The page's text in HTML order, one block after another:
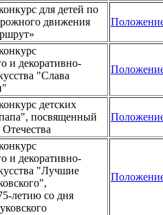
для детей по
движения
и декоративно-
"Слава
детских
посвященный
и декоративно-
"Лучшие
летию со дня